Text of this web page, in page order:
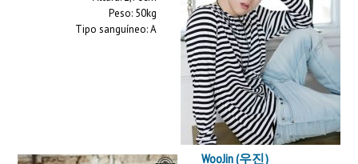
Peso: 50kg
Tipo sanguíneo: A
WooJin (우진)